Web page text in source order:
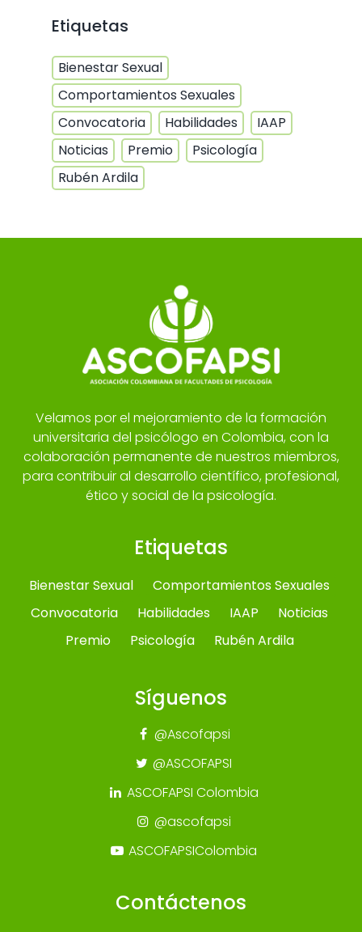
Etiquetas
Bienestar Sexual
Comportamientos Sexuales
Convocatoria
Habilidades
IAAP
Noticias
Premio
Psicología
Rubén Ardila
Velamos por el mejoramiento de la formación
universitaria del psicólogo en Colombia, con la
colaboración permanente de nuestros miembros,
para contribuir al desarrollo científico, profesional,
ético y social de la psicología.
Etiquetas
Bienestar Sexual
Comportamientos Sexuales
Convocatoria
Habilidades IAAP
Noticias
Premio
Psicología Rubén Ardila
Síguenos
@Ascofapsi
@ASCOFAPSI
ASCOFAPSI Colombia
@ascofapsi
ASCOFAPSIColombia
Contáctenos